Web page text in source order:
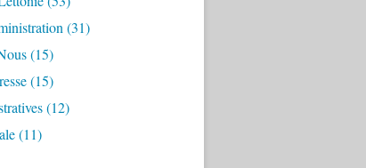
(31)
(15)
(15)
(12)
(11)